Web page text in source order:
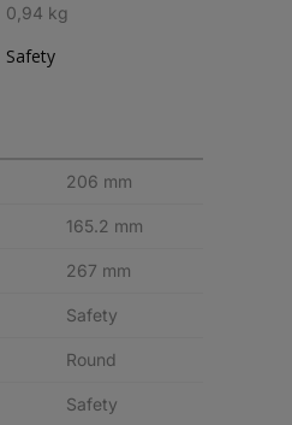
0,94 kg
Safety
206 mm
165.2 mm
267 mm
Safety
Round
Safety